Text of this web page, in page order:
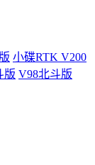
小碟RTK V200
版 V98北斗版